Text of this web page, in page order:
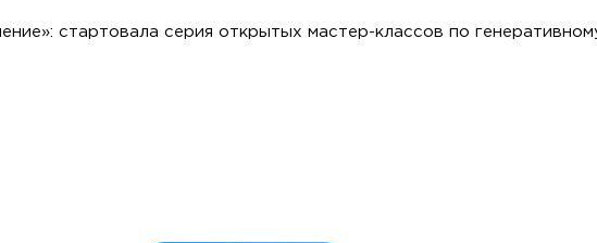
стартовала серия открытых мастер-классов по